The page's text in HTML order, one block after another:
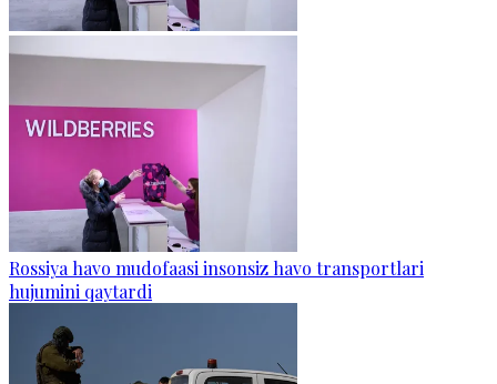
Rossiya havo mudofaasi insonsiz havo transportlari
hujumini qaytardi